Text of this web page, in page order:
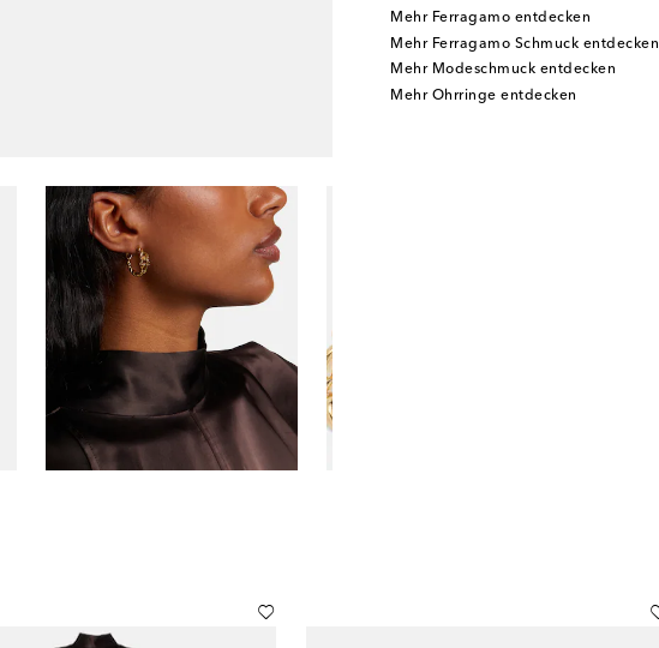
Mehr Ferragamo entdecken
Mehr Ferragamo Schmuck entdecken
Mehr Modeschmuck entdecken
Mehr Ohrringe entdecken